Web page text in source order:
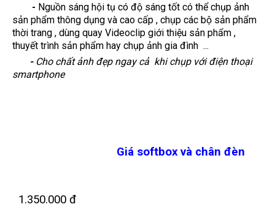
- Nguồn sáng hội tụ có độ sáng tốt có thể chụp ảnh
sản phẩm thông dụng và cao cấp , chụp các bộ sản phẩm
thời trang , dùng quay Videoclip giới thiệu sản phẩm ,
thuyết trình sản phẩm hay chụp ảnh gia đình ...
- Cho chất ảnh đẹp ngay cả khi chụp với điện thoại
smartphone
Giá softbox và chân đèn
1.350.000 đ